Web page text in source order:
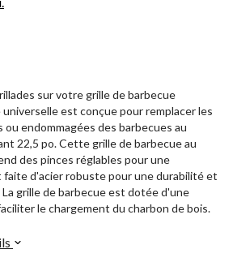
sur votre grille de barbecue
est conçue pour remplacer les
ou endommagées des barbecues au
22,5 po. Cette grille de barbecue au
des pinces réglables pour une
d'acier robuste pour une durabilité et
grille de barbecue est dotée d'une
le chargement du charbon de bois.